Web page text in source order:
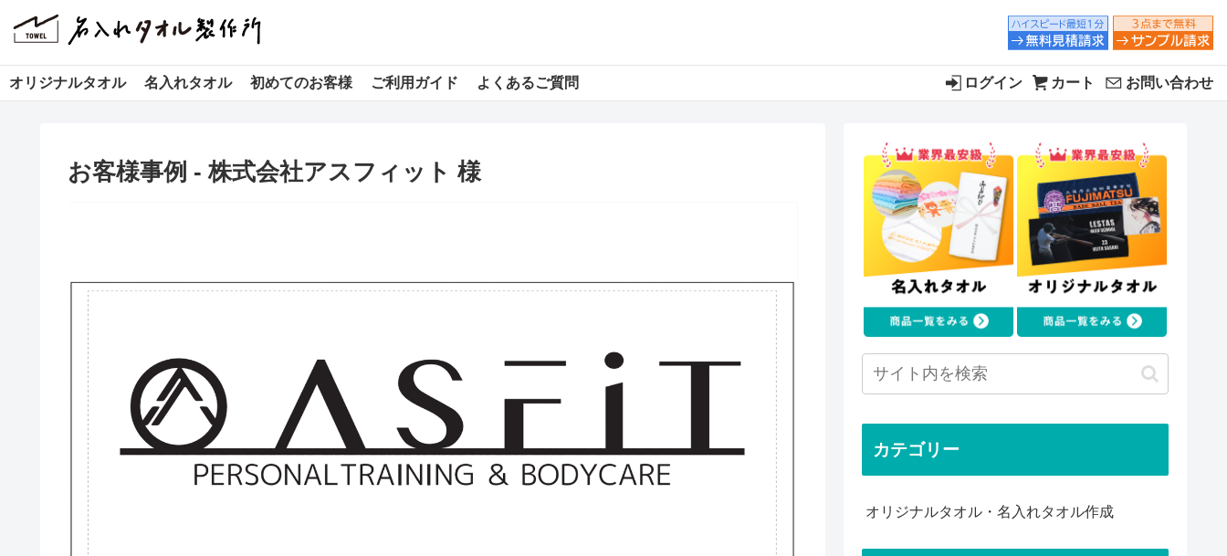
オリジナルタオル 名入れタオル 初めてのお客様 ご利用ガイド よくあるご質問 ログイン カート お問い合わせ
お客様事例 - 株式会社アスフィット 様
カテゴリー
オリジナルタオル・名入れタオル作成